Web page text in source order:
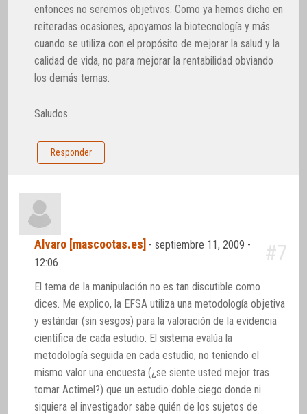
entonces no seremos objetivos. Como ya hemos dicho en
reiteradas ocasiones, apoyamos la biotecnología y más
cuando se utiliza con el propósito de mejorar la salud y la
calidad de vida, no para mejorar la rentabilidad obviando
los demás temas.
Saludos.
Responder
Alvaro [mascootas.es] -septiembre 11, 2009 -
12:06
#7
El tema de la manipulación no es tan discutible como
dices. Me explico, la EFSA utiliza una metodología objetiva
y estándar (sin sesgos) para la valoración de la evidencia
científica de cada estudio. El sistema evalúa la
metodología seguida en cada estudio, no teniendo el
mismo valor una encuesta (¿se siente usted mejor tras
tomar Actimel?) que un estudio doble ciego donde ni
siquiera el investigador sabe quién de los sujetos de